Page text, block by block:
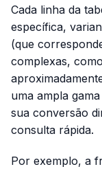
Cada linha da
específica,
(que
complexas,
uma ampla
sua conversão
consulta rápida.
Por exemplo, a